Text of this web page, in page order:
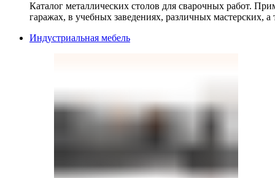
Каталог металлических столов для сварочных работ.
гаражах, в учебных заведениях, различных мастерских, а
Индустриальная мебель